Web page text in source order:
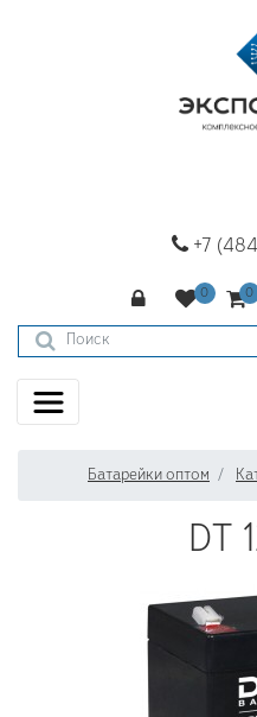
+7
Батарейки оптом
DT